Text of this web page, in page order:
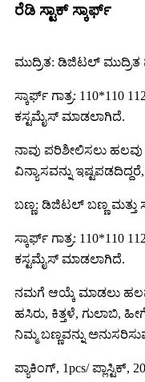
ರೆಡಿ ಸ್ಟಾಕ್ ಸ್ಕಾರ್ಫ್
ಮುದ್ರಿತ: ಡಿಜಿಟಲ್ ಮುದ್ರಿತ
ಸ್ಕಾರ್ಫ್ ಗಾತ್ರ: 110*110
ಕಸ್ಟಮೈಸ್ ಮಾಡಲಾಗಿದೆ.
ನಾವು ಪರಿಶೀಲಿಸಲು ಹಲವು
ವಿನ್ಯಾಸವನ್ನು
ಬಣ್ಣ: ಡಿಜಿಟಲ್ ಬಣ್ಣ ಮತ್ತು
ಸ್ಕಾರ್ಫ್ ಗಾತ್ರ: 110*110
ಕಸ್ಟಮೈಸ್ ಮಾಡಲಾಗಿದೆ.
ನಮಗೆ ಆಯ್ಕೆ ಮಾಡಲು
ಹಸಿರು, ಕಿತ್ತಳೆ, ಗುಲಾಬಿ,
ನಿಮ್ಮ ಬಣ್ಣವನ್ನು
ಪ್ಯಾಕಿಂಗ್, 1pcs/ ಪ್ಲಾಸ್ಟಿಕ್,